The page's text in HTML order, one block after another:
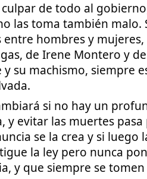
culpar de todo al
las toma también malo.
entre hombres y
de Irene Montero y
su machismo, siempre
si no hay un
y evitar las muertes
se la crea y si luego
la ley pero nunca
y que siempre se